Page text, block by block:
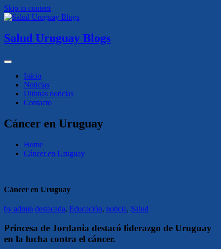
Skip to content
Salud Uruguay Blogs
Inicio
Noticias
Ultimas noticias
Contacto
Cáncer en Uruguay
Home
Cáncer en Uruguay
Cáncer en Uruguay
by admin destacada, Educación, noticia, Salud
Princesa de Jordania destacó liderazgo de Uruguay
en la lucha contra el cáncer.